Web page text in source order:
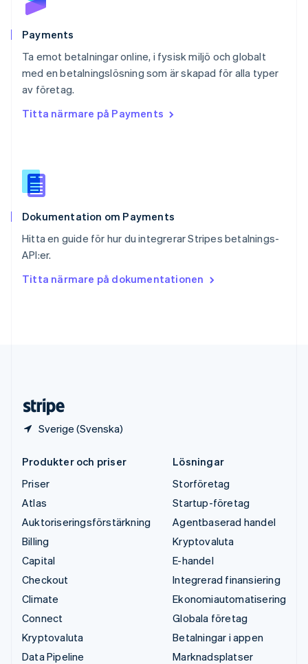
Payments
Ta emot betalningar online, i fysisk miljö och globalt
med en betalningslösning som är skapad för alla typer
av företag.
Titta närmare på Payments
Dokumentation om Payments
Hitta en guide för hur du integrerar Stripes betalnings-
API:er.
Titta närmare på dokumentationen
Sverige (Svenska)
Português
English
DeutschFrançaisItalianoEnglish
Singapore
English简体中文
English
Español
Storbritannien
Sverige
Thailand
ไทย
English
Produkter och priser
Priser
Atlas
Auktoriseringsförstärkning
Billing
Capital
Checkout
Climate
Connect
Kryptovaluta
Data Pipeline
Lösningar
Storföretag
Startup-företag
Agentbaserad handel
Kryptovaluta
E-handel
Integrerad finansiering
Ekonomiautomatisering
Globala företag
Betalningar i appen
Marknadsplatser